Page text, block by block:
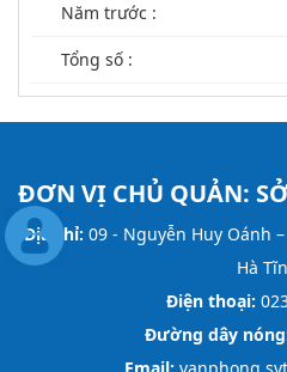
Năm trước :
Tổng số :
ĐƠN VỊ CHỦ QUẢN:
Địa chỉ: 09 - Nguyễn Huy Oánh –
Hà
Điện thoại:
Đường dây